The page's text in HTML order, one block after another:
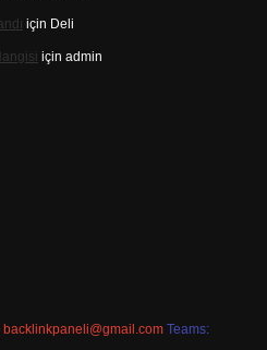
için Deli
için admin
backlinkpaneli@gmail.com Teams: